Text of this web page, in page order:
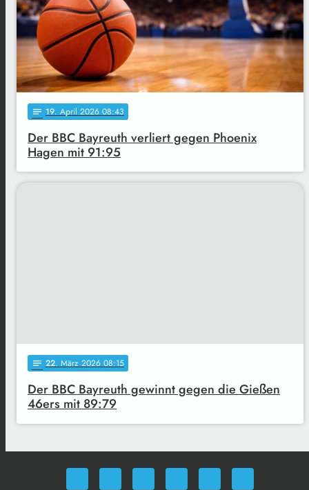
notes 19. April 2026 08:43
Der BBC Bayreuth verliert gegen Phoenix
Hagen mit 91:95
notes 22. März 2026 08:15
Der BBC Bayreuth gewinnt gegen die Gießen
46ers mit 89:79